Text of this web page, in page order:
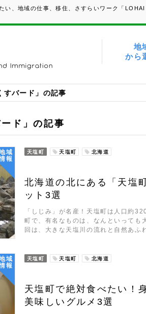
い、地域の仕事、移住、さすらいワーク「
地
から
すバード」の記事
ード」の記事
域
報
天塩町 天塩町 北海道
北海道の北にある「天塩
ット3選
「しじみ」が名産！天塩町は人口約
町で、有名なものは、なんといっても
回は、大きな天塩川の流れと自然あ
域
報
天塩町 天塩町 北海道
天塩町で絶対食べたい！
美味しいグルメ3選